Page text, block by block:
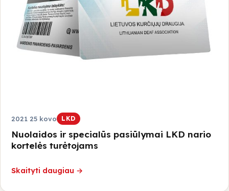
2021 25 kovo LKD
Nuolaidos ir specialūs pasiūlymai LKD nario
kortelės turėtojams
Skaityti daugiau →